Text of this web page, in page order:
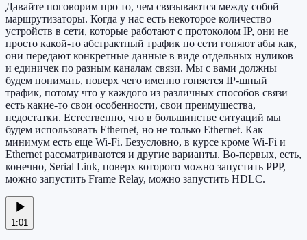
Давайте поговорим про то, чем связываются между собой
маршрутизаторы. Когда у нас есть некоторое количество
устройств в сети, которые работают с протоколом IP, они не
просто какой-то абстрактный трафик по сети гоняют абы как,
они передают конкретные данные в виде отдельных нуликов
и единичек по разным каналам связи. Мы с вами должны
будем понимать, поверх чего именно гоняется IP-шный
трафик, потому что у каждого из различных способов связи
есть какие-то свои особенности, свои преимущества,
недостатки. Естественно, что в большинстве ситуаций мы
будем использовать Ethernet, но не только Ethernet. Как
минимум есть еще Wi-Fi. Безусловно, в курсе кроме Wi-Fi и
Ethernet рассматриваются и другие варианты. Во-первых, есть,
конечно, Serial Link, поверх которого можно запустить PPP,
можно запустить Frame Relay, можно запустить HDLC.
1:01